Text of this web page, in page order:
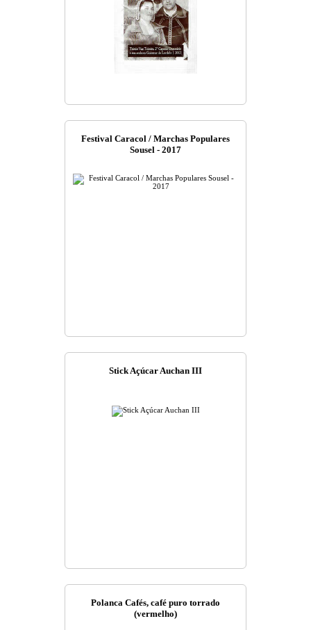
Festival Caracol / Marchas Populares
Sousel - 2017
Stick Açúcar Auchan III
Polanca Cafés, café puro torrado
(vermelho)